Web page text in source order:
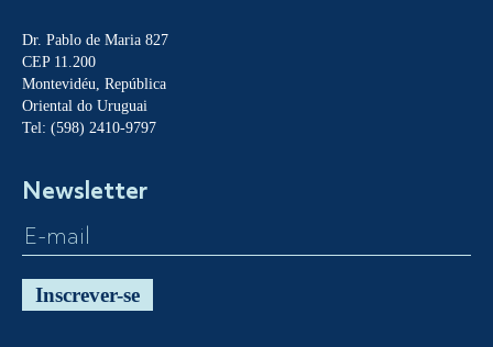
Dr. Pablo de Maria 827
CEP 11.200
Montevidéu, República
Oriental do Uruguai
Tel: (598) 2410-9797
Newsletter
Inscrever-se